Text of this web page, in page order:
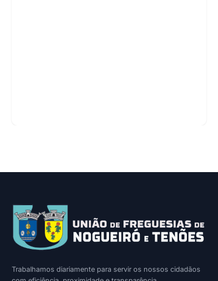
Trabalhamos diariamente para servir os nossos cidadãos